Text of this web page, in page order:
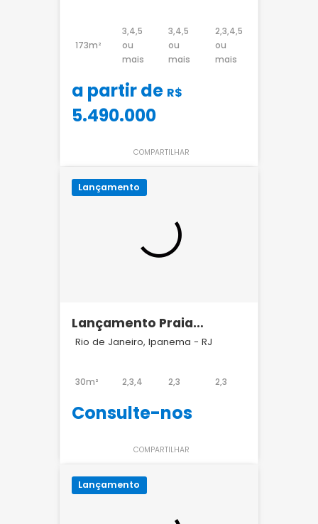
173m²
3,4,5
ou
mais
3,4,5
ou
mais
2,3,4,5
ou
mais
a partir de R$
5.490.000
COMPARTILHAR
Lançamento
Lançamento Praia
Ipanema Hotel Bait
Rio de Janeiro, Ipanema - RJ
30m² 2,3,4 2,3 2,3
Consulte-nos
COMPARTILHAR
Lançamento